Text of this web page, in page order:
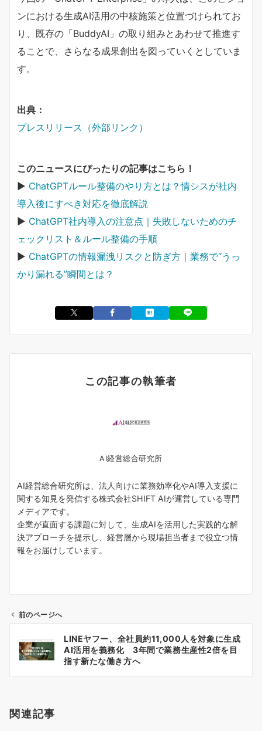
ンにおける生成AI活用の中核施策と位置づけられてお
り、既存の「BuddyAI」の取り組みとあわせて推進す
ることで、さらなる成果創出を図っていくとしていま
す。
出典：
プレスリリース（外部リンク）
このニュースにぴったりの記事はこちら！
▶︎ ChatGPTルール整備のやり方とは？情シスが社内
導入後にすべき対応を徹底解説
▶︎ ChatGPT社内導入の注意点｜失敗しないためのチ
ェックリスト＆ルール整備の手順
▶︎ ChatGPTの情報漏洩リスクと防ぎ方｜業務で“うっ
かり漏れる”瞬間とは？
この記事の執筆者
AI経営総合研究所
AI経営総合研究所は、法人向けに業務効率化やAI導入支援に
関する知見を発信する株式会社SHIFT AIが運営している専門
メディアです。
企業が直面する課題に対して、生成AIを活用した実践的な解
決アプローチを提示し、経営層から現場担当者まで役立つ情
報をお届けしています。
シ
前のページへ
LINEヤフー、全社員約11,000人を対象に生成
AI活用を義務化 3年間で業務生産性2倍を目
指す新たな働き方へ
関連記事